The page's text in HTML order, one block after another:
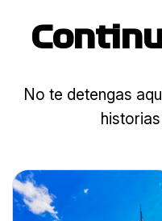
No te detengas